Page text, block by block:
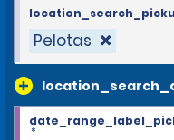
Pelotas
*